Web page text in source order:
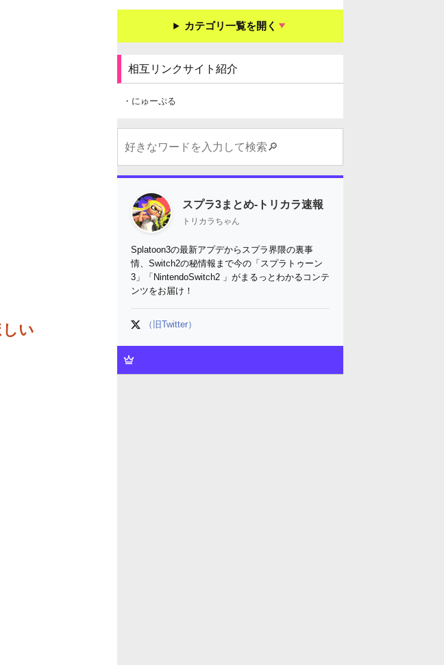
い
カテゴリ一覧を開く
相互リンクサイト紹介
・にゅーぷる
スプラ3まとめ-トリカラ速報
トリカラちゃん
Splatoon3の最新アプデからスプラ界隈の裏事
情、Switch2の秘情報まで今の「スプラトゥーン
3」「NintendoSwitch2 」がまるっとわかるコンテ
ンツをお届け！
（旧Twitter）